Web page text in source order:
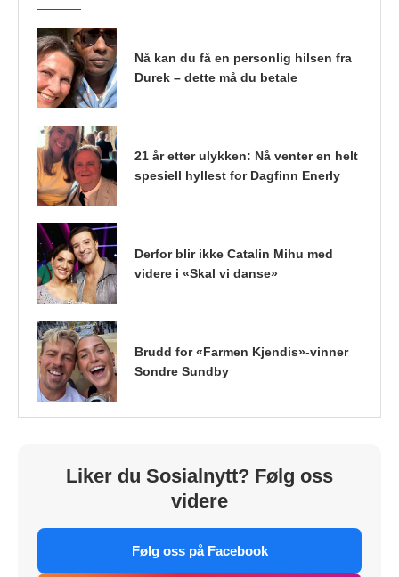
Nå kan du få en personlig hilsen fra
Durek – dette må du betale
21 år etter ulykken: Nå venter en helt
spesiell hyllest for Dagfinn Enerly
Derfor blir ikke Catalin Mihu med
videre i «Skal vi danse»
Brudd for «Farmen Kjendis»-vinner
Sondre Sundby
Liker du Sosialnytt? Følg oss
videre
Følg oss på Facebook